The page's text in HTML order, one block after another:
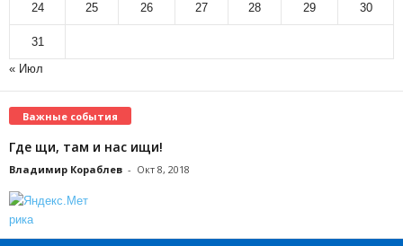
24 25 26 27 28 29 30
31
« Июл
Важные события
Где щи, там и нас ищи!
Владимир Кораблев - Окт 8, 2018